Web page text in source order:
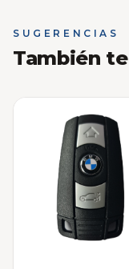
SUGERENCIAS
También